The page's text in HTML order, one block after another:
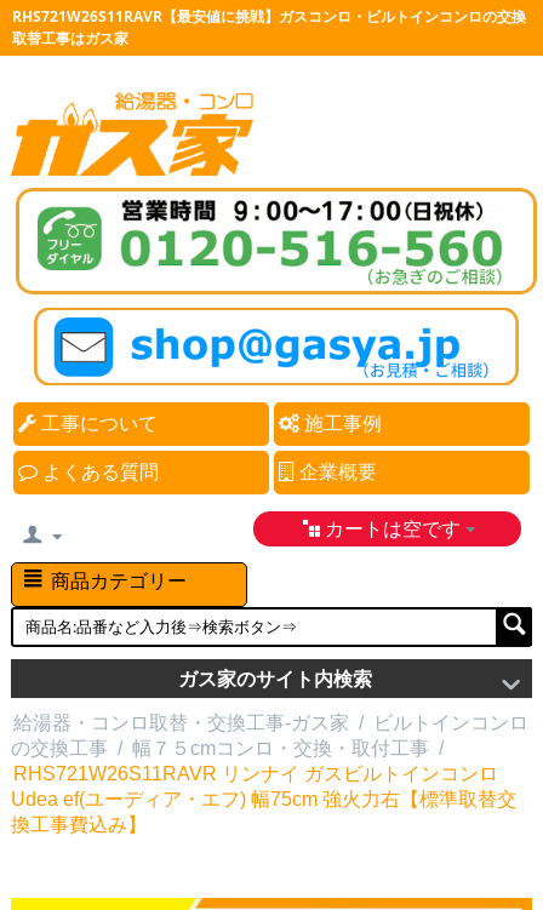
RHS721W26S11RAVR【最安値に挑戦】ガスコンロ・ビルトインコンロの交換
取替工事はガス家
工事について 施工事例
よくある質問 企業概要
カートは空です
商品カテゴリー
ガス家のサイト内検索
給湯器・コンロ取替・交換工事-ガス家 /
ビルトインコンロ
の交換工事 / 幅７５cmコンロ・交換・取付工事 /
RHS721W26S11RAVR リンナイ ガスビルトインコンロ
Udea ef(ユーディア・エフ) 幅75cm 強火力右【標準取替交
換工事費込み】